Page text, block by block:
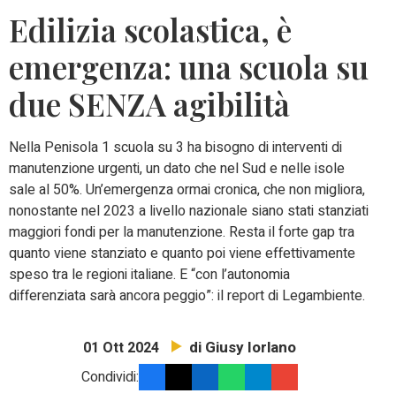
Edilizia scolastica, è
emergenza: una scuola su
due SENZA agibilità
Nella Penisola 1 scuola su 3 ha bisogno di interventi di
manutenzione urgenti, un dato che nel Sud e nelle isole
sale al 50%. Un’emergenza ormai cronica, che non migliora,
nonostante nel 2023 a livello nazionale siano stati stanziati
maggiori fondi per la manutenzione. Resta il forte gap tra
quanto viene stanziato e quanto poi viene effettivamente
speso tra le regioni italiane. E “con l’autonomia
differenziata sarà ancora peggio”: il report di Legambiente.
01 Ott 2024 di Giusy Iorlano
Condividi: